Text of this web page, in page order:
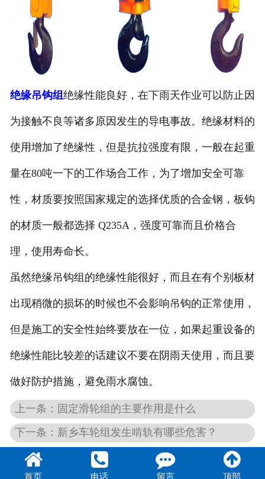
绝缘吊钩组绝缘性能良好，在下雨天作业可以防止因
为接触不良等诸多原因发生的导电事故。绝缘材料的
使用增加了绝缘性，但是抗拉强度有限，一般在起重
量在80吨一下的工作场合工作，为了增加安全可靠
性，材质要按照国家规定的选择优质的合金钢，板钩
的材质一般都选择 Q235A，强度可靠而且价格合
理，使用寿命长。
虽然绝缘吊钩组的绝缘性能很好，而且在有个别板材
出现稍微的损坏的时候也不会影响吊钩的正常使用，
但是施工的安全性始终要放在一位，如果起重设备的
绝缘性能比较差的话建议不要在阴雨天使用，而且要
做好防护措施，避免雨水腐蚀。
上一条：固定滑轮组的主要作用是什么
下一条：新乡车轮组发生啃轨有哪些危害？
首页 电话 留言 顶部